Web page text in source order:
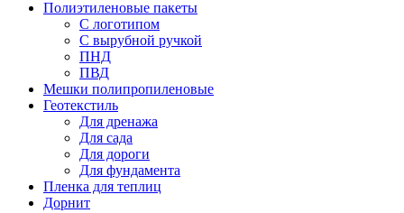
Полиэтиленовые пакеты
С логотипом
С вырубной ручкой
ПНД
ПВД
Мешки полипропиленовые
Геотекстиль
Для дренажа
Для сада
Для дороги
Для фундамента
Пленка для теплиц
Дорнит